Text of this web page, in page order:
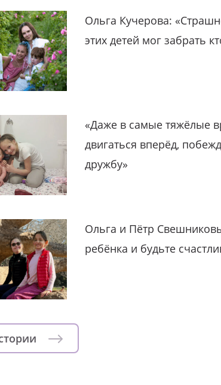
Ольга Кучерова:
этих детей мог забрать
«Даже в самые тяжёлые
двигаться вперёд,
дружбу»
Ольга и Пётр
ребёнка и будьте